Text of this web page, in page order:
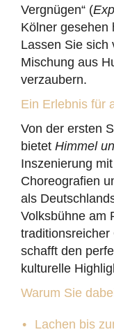
Vergnügen“ (
Kölner gesehen
Lassen Sie sich
Mischung aus
verzaubern.
Ein Erlebnis für
Von der ersten
bietet Himmel
Inszenierung
Choreografien
als
Volksbühne am
schafft den
kulturelle
Warum Sie
Lachen bis